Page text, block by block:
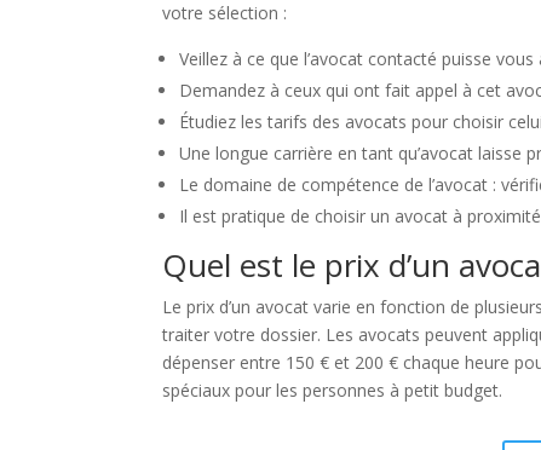
votre sélection :
Veillez à ce que l’avocat contacté puisse
Demandez à ceux qui ont fait appel à cet
Étudiez les tarifs des avocats pour choisir
Une longue carrière en tant qu’avocat laisse
Le domaine de compétence de l’avocat :
Il est pratique de choisir un avocat à
Quel est le prix d’un
Le prix d’un avocat varie en fonction de
traiter votre dossier. Les avocats peuvent
dépenser entre 150 € et 200 € chaque heure
spéciaux pour les personnes à petit budget.